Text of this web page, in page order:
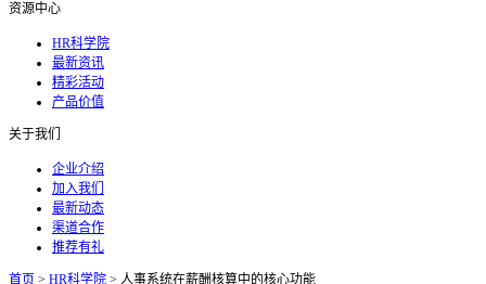
资源中心
HR科学院
最新资讯
精彩活动
产品价值
关于我们
企业介绍
加入我们
最新动态
渠道合作
推荐有礼
首页 > HR科学院 > 人事系统在薪酬核算中的核心功能